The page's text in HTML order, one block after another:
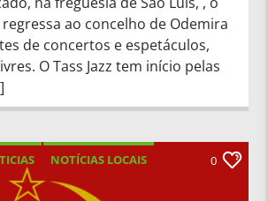
ao concelho de Odemira
de concertos e espetáculos,
O Tass Jazz tem início pelas
NOTÍCIAS LOCAIS
0